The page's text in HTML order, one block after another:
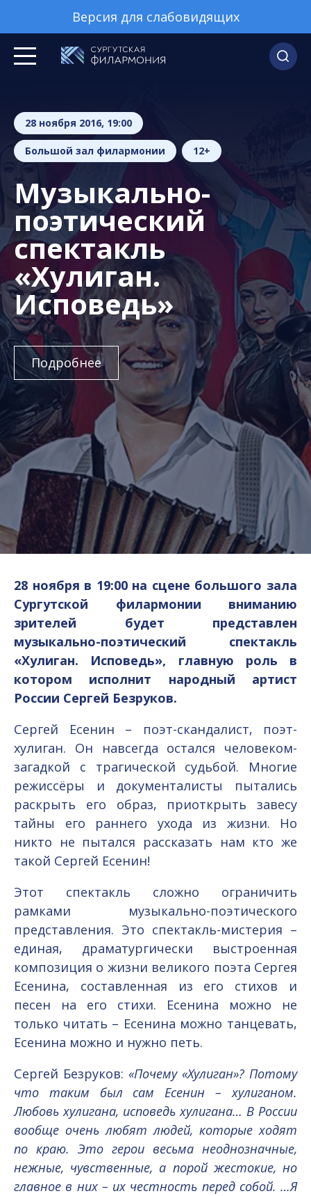
Версия для слабовидящих
28 ноября 2016, 19:00
Большой зал филармонии 12+
Музыкально-
поэтический
спектакль
«Хулиган.
Исповедь»
Подробнее
28 ноября в 19:00 на сцене большого зала
Сургутской филармонии вниманию
зрителей будет представлен
музыкально-поэтический спектакль
«Хулиган. Исповедь», главную роль в
котором исполнит народный артист
России Сергей Безруков.
Сергей Есенин – поэт-скандалист, поэт-
хулиган. Он навсегда остался человеком-
загадкой с трагической судьбой. Многие
режиссёры и документалисты пытались
раскрыть его образ, приоткрыть завесу
тайны его раннего ухода из жизни. Но
никто не пытался рассказать нам кто же
такой Сергей Есенин!
Этот спектакль сложно ограничить
рамками музыкально-поэтического
представления. Это спектакль-мистерия –
единая, драматургически выстроенная
композиция о жизни великого поэта Сергея
Есенина, составленная из его стихов и
песен на его стихи. Есенина можно не
только читать – Есенина можно танцевать,
Есенина можно и нужно петь.
Сергей Безруков: «Почему «Хулиган»? Потому
что таким был сам Есенин – хулиганом.
Любовь хулигана, исповедь хулигана… В России
вообще очень любят людей, которые ходят
по краю. Это герои весьма неоднозначные,
нежные, чувственные, а порой жестокие, но
главное в них – их честность перед собой. …Я